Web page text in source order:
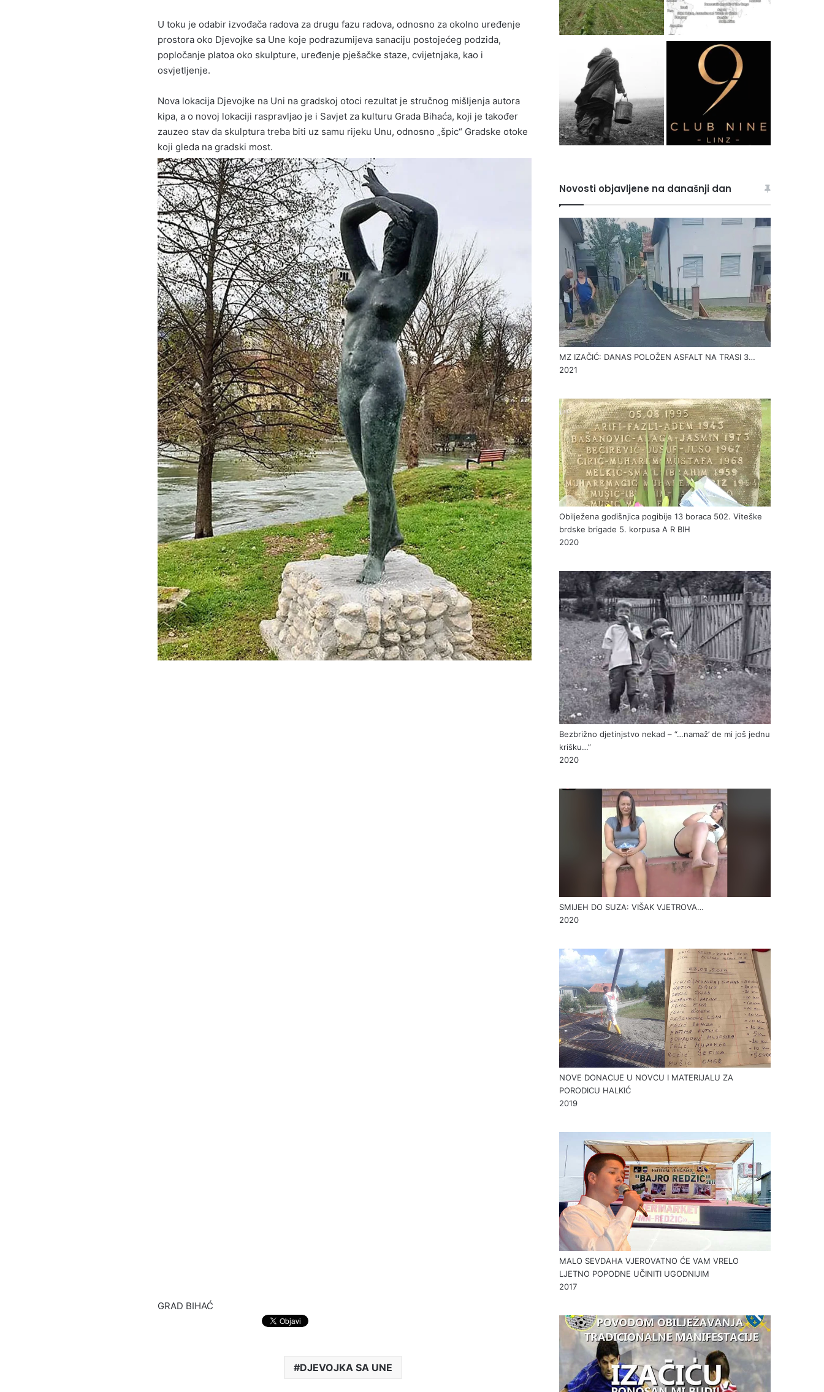
U toku je odabir izvođača radova za drugu fazu radova, odnosno za okolno uređenje
prostora oko Djevojke sa Une koje podrazumijeva sanaciju postojećeg podzida,
popločanje platoa oko skulpture, uređenje pješačke staze, cvijetnjaka, kao i
osvjetljenje.
Nova lokacija Djevojke na Uni na gradskoj otoci rezultat je stručnog mišljenja autora
kipa, a o novoj lokaciji raspravljao je i Savjet za kulturu Grada Bihaća, koji je također
zauzeo stav da skulptura treba biti uz samu rijeku Unu, odnosno „špic“ Gradske otoke
koji gleda na gradski most.
GRAD BIHAĆ
DJEVOJKA SA UNE
Novosti objavljene na današnji dan
MZ IZAČIĆ: DANAS POLOŽEN ASFALT NA TRASI 3…
2021
Obilježena godišnjica pogibije 13 boraca 502. Viteške
brdske brigade 5. korpusa A R BIH
2020
Bezbrižno djetinjstvo nekad – “…namaž’ de mi još jednu
krišku…”
2020
SMIJEH DO SUZA: VIŠAK VJETROVA…
2020
NOVE DONACIJE U NOVCU I MATERIJALU ZA
PORODICU HALKIĆ
2019
MALO SEVDAHA VJEROVATNO ĆE VAM VRELO
LJETNO POPODNE UČINITI UGODNIJIM
2017